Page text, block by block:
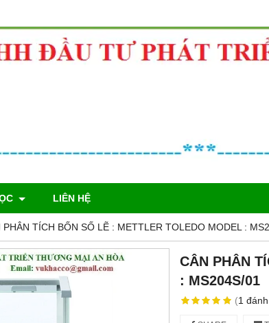
LIÊN HỆ
PHÂN TÍCH BỐN SỐ LẼ : METTLER TOLEDO MODEL :
CÂN PHÂN
: MS204S/01
(1